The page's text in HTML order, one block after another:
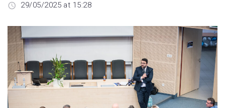
29/05/2025 at 15:28